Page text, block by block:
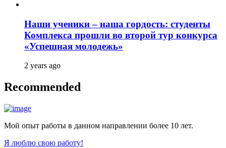
Наши ученики – наша гордость: студенты
Комплекса прошли во второй тур конкурса
«Успешная молодежь»
2 years ago
Recommended
Мой опыт работы в данном направлении более 10 лет.
Я люблю свою работу!